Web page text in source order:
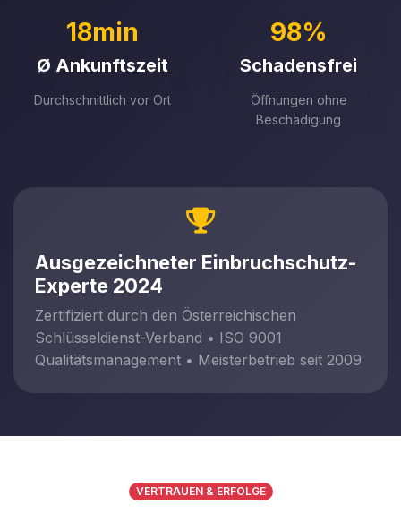
18min
Ø Ankunftszeit
Durchschnittlich vor Ort
98%
Schadensfrei
Öffnungen ohne
Beschädigung
Ausgezeichneter Einbruchschutz-
Experte 2024
Zertifiziert durch den Österreichischen
Schlüsseldienst-Verband • ISO 9001
Qualitätsmanagement • Meisterbetrieb seit 2009
VERTRAUEN & ERFOLGE